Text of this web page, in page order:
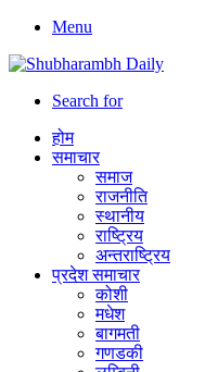
Menu
Search for
होम
समाचार
समाज
राजनीति
स्थानीय
राष्ट्रिय
अन्तराष्ट्रिय
प्रदेश समाचार
कोशी
मधेश
बागमती
गणडकी